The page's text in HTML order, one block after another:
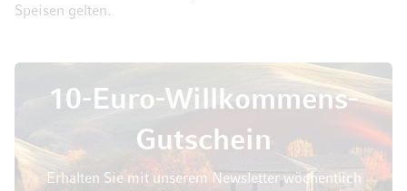
Speisen gelten.
10-Euro-Willkommens-
Gutschein
Erhalten Sie mit unserem Newsletter wöchentlich